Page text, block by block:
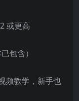
或更高
包含）
频教学，新手也